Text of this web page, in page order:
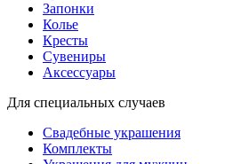
Запонки
Колье
Кресты
Сувениры
Аксессуары
Для специальных случаев
Свадебные украшения
Комплекты